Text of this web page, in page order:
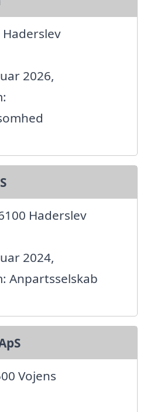
2026,
Haderslev
2024,
Anpartsselskab
Vojens